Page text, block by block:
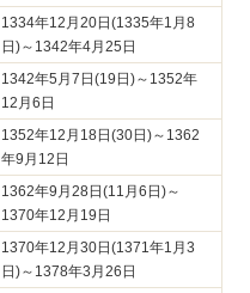
1334年12月20日(1335年1月8
日)～1342年4月25日
1342年5月7日(19日)～1352年
12月6日
1352年12月18日(30日)～1362
年9月12日
1362年9月28日(11月6日)～
1370年12月19日
1370年12月30日(1371年1月3
日)～1378年3月26日